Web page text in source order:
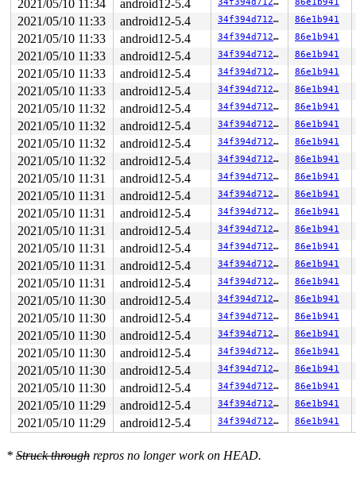
2021/05/10 11:34 android12-5.4 34f394d71294 86e1b941
2021/05/10 11:33 android12-5.4 34f394d71294 86e1b941
2021/05/10 11:33 android12-5.4 34f394d71294 86e1b941
2021/05/10 11:33 android12-5.4 34f394d71294 86e1b941
2021/05/10 11:33 android12-5.4 34f394d71294 86e1b941
2021/05/10 11:33 android12-5.4 34f394d71294 86e1b941
2021/05/10 11:32 android12-5.4 34f394d71294 86e1b941
2021/05/10 11:32 android12-5.4 34f394d71294 86e1b941
2021/05/10 11:32 android12-5.4 34f394d71294 86e1b941
2021/05/10 11:32 android12-5.4 34f394d71294 86e1b941
2021/05/10 11:31 android12-5.4 34f394d71294 86e1b941
2021/05/10 11:31 android12-5.4 34f394d71294 86e1b941
2021/05/10 11:31 android12-5.4 34f394d71294 86e1b941
2021/05/10 11:31 android12-5.4 34f394d71294 86e1b941
2021/05/10 11:31 android12-5.4 34f394d71294 86e1b941
2021/05/10 11:31 android12-5.4 34f394d71294 86e1b941
2021/05/10 11:31 android12-5.4 34f394d71294 86e1b941
2021/05/10 11:30 android12-5.4 34f394d71294 86e1b941
2021/05/10 11:30 android12-5.4 34f394d71294 86e1b941
2021/05/10 11:30 android12-5.4 34f394d71294 86e1b941
2021/05/10 11:30 android12-5.4 34f394d71294 86e1b941
2021/05/10 11:30 android12-5.4 34f394d71294 86e1b941
2021/05/10 11:30 android12-5.4 34f394d71294 86e1b941
2021/05/10 11:29 android12-5.4 34f394d71294 86e1b941
2021/05/10 11:29 android12-5.4 34f394d71294 86e1b941
* Struck through repros no longer work on HEAD.